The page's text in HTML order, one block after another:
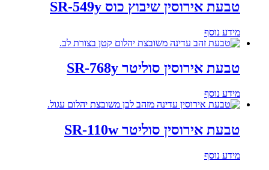
טבעת אירוסין שיבוץ כוס SR-549y
מידע נוסף
טבעת אירוסין סוליטר SR-768y
מידע נוסף
טבעת אירוסין סוליטר SR-110w
מידע נוסף